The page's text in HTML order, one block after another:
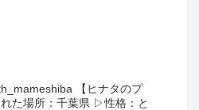
【ヒナタのプ
た場所：千葉県 ▷性格：と